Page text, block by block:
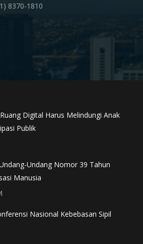
8370-1810
Digital Harus Melindungi Anak
Publik
Undang Nomor 39 Tahun
Manusia
Nasional Kebebasan Sipil